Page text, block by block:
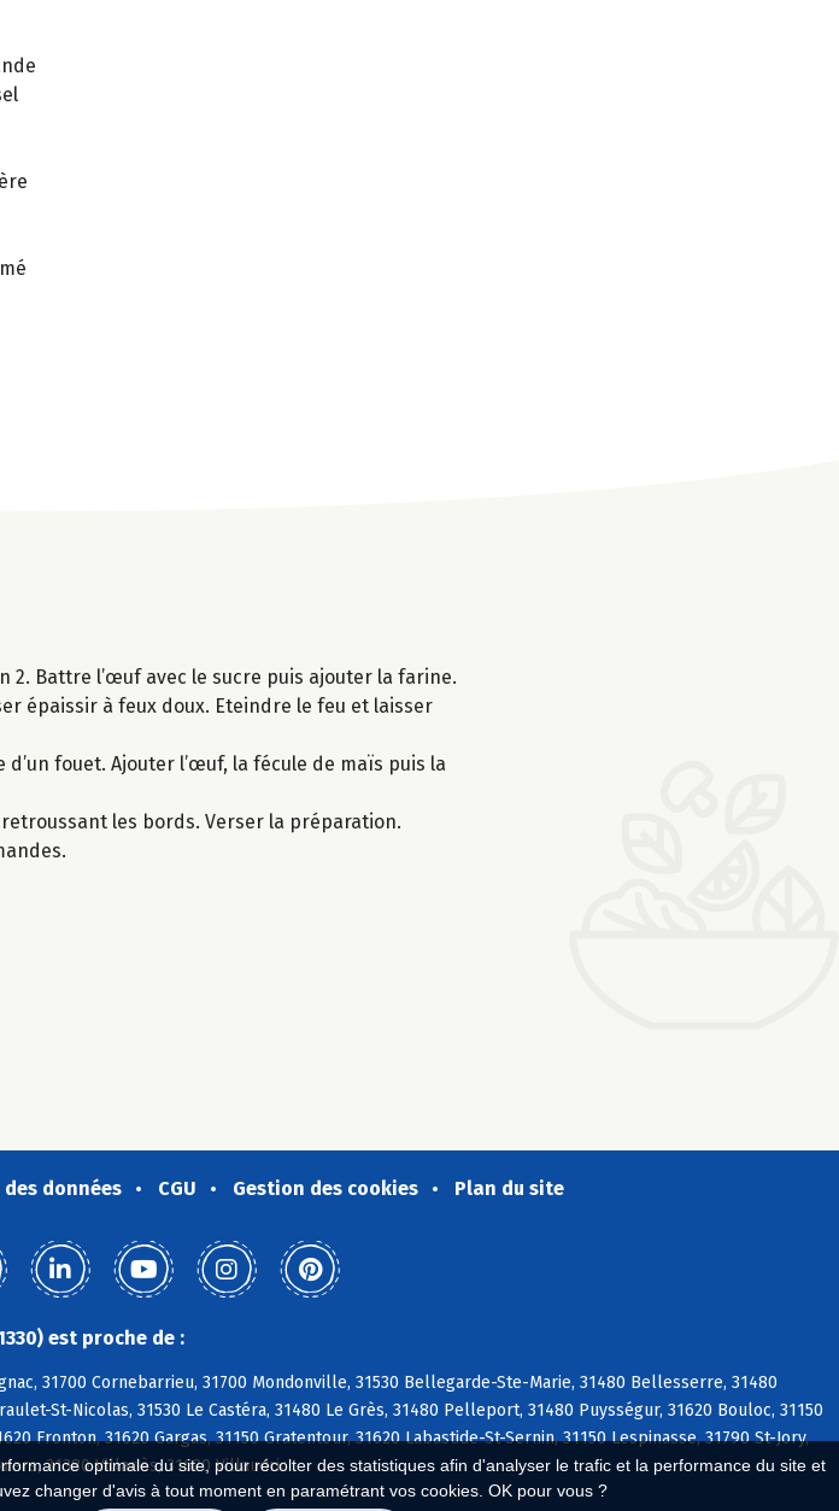
optimale du site, pour récolter des statistiques afin d'analyser le trafic et la performance du site et
changer d'avis à tout moment en paramétrant vos cookies. OK pour vous ?
Battre l’œuf avec le sucre puis ajouter la farine.
épaissir à feux doux. Eteindre le feu et laisser
fouet. Ajouter l’œuf, la fécule de maïs puis la
les bords. Verser la préparation.
données CGU Gestion des cookies Plan du site
est proche de :
31700 Cornebarrieu, 31700 Mondonville, 31530 Bellegarde-Ste-Marie, 31480 Bellesserre, 31480
St-Nicolas, 31530 Le Castéra, 31480 Le Grès, 31480 Pelleport, 31480 Puysségur, 31620 Bouloc, 31150
Fronton, 31620 Gargas, 31150 Gratentour, 31620 Labastide-St-Sernin, 31150 Lespinasse, 31790 St-Jory,
31380 Villariès, 31620 Villaudric